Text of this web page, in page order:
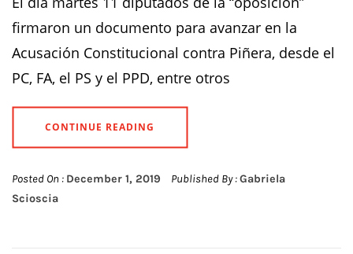
firmaron un documento para avanzar en la
Acusación Constitucional contra Piñera, desde el
PC, FA, el PS y el PPD, entre otros
CONTINUE READING
Posted On : December 1, 2019 Published By :Gabriela
Scioscia